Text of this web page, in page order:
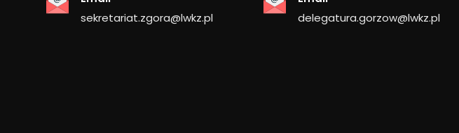
sekretariat.zgora@lwkz.pl
delegatura.gorzow@lwkz.pl